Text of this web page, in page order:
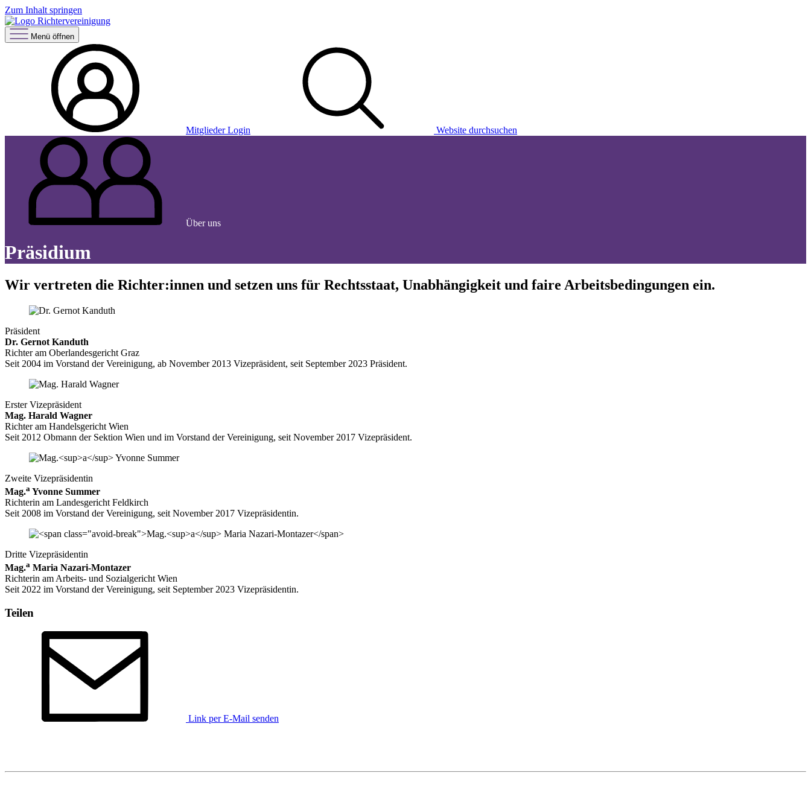
Zum Inhalt springen
Menü öffnen
Mitglieder Login Website durchsuchen
Über uns
Präsidium
Wir vertreten die Richter:innen und setzen uns für Rechtsstaat, Unabhängigkeit und faire Arbeitsbedingungen ein.
Präsident
Dr. Gernot Kanduth
Richter am Oberlandesgericht Graz
Seit 2004 im Vorstand der Vereinigung, ab November 2013 Vizepräsident, seit September 2023 Präsident.
Erster Vizepräsident
Mag. Harald Wagner
Richter am Handelsgericht Wien
Seit 2012 Obmann der Sektion Wien und im Vorstand der Vereinigung, seit November 2017 Vizepräsident.
Zweite Vizepräsidentin
Mag.a Yvonne Summer
Richterin am Landesgericht Feldkirch
Seit 2008 im Vorstand der Vereinigung, seit November 2017 Vizepräsidentin.
Dritte Vizepräsidentin
Mag.a Maria Nazari-Montazer
Richterin am Arbeits- und Sozialgericht Wien
Seit 2022 im Vorstand der Vereinigung, seit September 2023 Vizepräsidentin.
Teilen
Link per E-Mail senden